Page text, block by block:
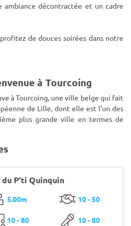
décontractée et un cadre
de douces soirées dans notre
à Tourcoing
à Tourcoing, une ville belge qui fait
de Lille, dont elle est l’un des
plus grande ville en termes de
P'ti Quinquin
5.00m 10 - 50
10 - 80 10 - 80